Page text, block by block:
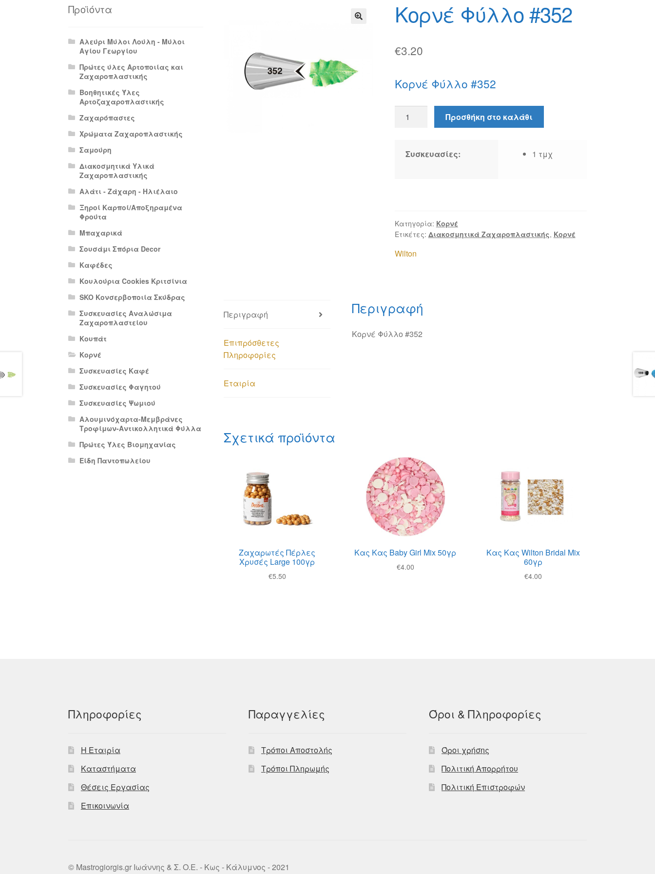
Πολιτική Απορρήτου Κορνέ Φύλλο #352
€3.20
Κορνέ Φύλλο #352
Φύλλο
Προσθήκη στο καλάθι
Συσκευασίες: 1 τμχ
Κατηγορία: Κορνέ
Ετικέτες: Διακοσμητικά Ζαχαροπλαστικής, Κορνέ
Wilton
Περιγραφή
Επιπρόσθετες
Πληροφορίες
Εταιρία
Περιγραφή
Κορνέ Φύλλο #352
Σχετικά προϊόντα
Ζαχαρωτές Πέρλες
Χρυσές Large 100γρ
€5.50
Κας Κας Baby Girl Mix 50γρ
€4.00
Κας Κας Wilton Bridal Mix
60γρ
€4.00
Προϊόντα
Αλεύρι Μύλοι Λούλη - Μύλοι
Αγίου Γεωργίου
Πρώτες ύλες Αρτοποιίας και
Ζαχαροπλαστικής
Βοηθητικές Ύλες
Αρτοζαχαροπλαστικής
Ζαχαρόπαστες
Χρώματα Ζαχαροπλαστικής
Σαμούρη
Διακοσμητικά Υλικά
Ζαχαροπλαστικής
Αλάτι - Ζάχαρη - Ηλιέλαιο
Ξηροί Καρποί/Αποξηραμένα
Φρούτα
Μπαχαρικά
Σουσάμι Σπόρια Decor
Καφέδες
Κουλούρια Cookies Κριτσίνια
SKO Κονσερβοποιία Σκύδρας
Συσκευασίες Αναλώσιμα
Ζαχαροπλαστείου
Κουπάτ
Κορνέ
Συσκευασίες Καφέ
Συσκευασίες Φαγητού
Συσκευασίες Ψωμιού
Αλουμινόχαρτα-Μεμβράνες
Τροφίμων-Αντικολλητικά Φύλλα
Πρώτες Ύλες Βιομηχανίας
Είδη Παντοπωλείου
Πληροφορίες
Η Εταιρία
Καταστήματα
Θέσεις Εργασίας
Επικοινωνία
Παραγγελίες
Τρόποι Αποστολής
Τρόποι Πληρωμής
Όροι & Πληροφορίες
Όροι χρήσης
Πολιτική Απορρήτου
Πολιτική Επιστροφών
© Mastrogiorgis.gr Ιωάννης & Σ. Ο.Ε. - Κως - Κάλυμνος - 2021